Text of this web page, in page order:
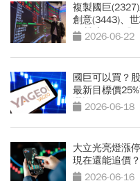
複製國巨
創意(3443)、
17檔大黑馬股
2026-06-22
國巨可以買？
最新目標價
選誰好
2026-06-18
大立光亮燈漲
現在還能追價
2026-06-16